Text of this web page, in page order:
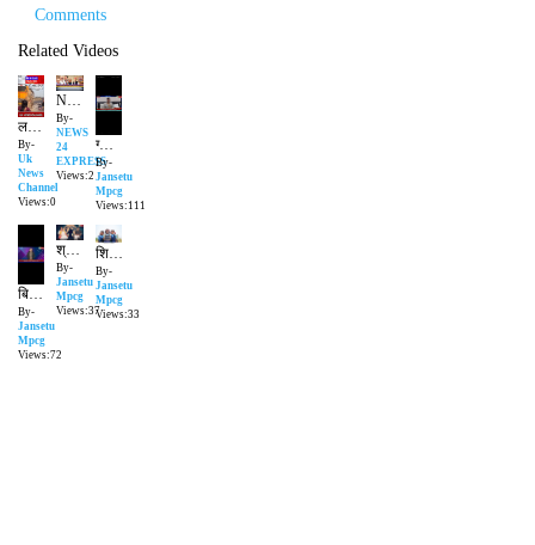
Comments
Related Videos
लखनऊ से बेहद दर्दनाक तस्वीरें सामने आई है देखें पूरी वीडियो
By-
Uk
News
Channel
Views:0
NEWS 24 EXPRESS
By-
NEWS
24
EXPRESS
Views:2
ग्वालियर के राहुल वर्मा ने थाईलैंड में जीता रजत पदक विश्व स्ट्रेंथ लिफ्टिंग में राहुल वर्मा की शानदार सफलता
By-
Jansetu
Mpcg
Views:111
By-
Jansetu
Mpcg
Views:72
By-
Jansetu
Mpcg
Views:37
शिक्षा से वंचित बच्चों का भविष्य सुधारने वाले श्री शैलेश त्रिपाठी से विशेष चर्चा
By-
Jansetu
Mpcg
Views:33